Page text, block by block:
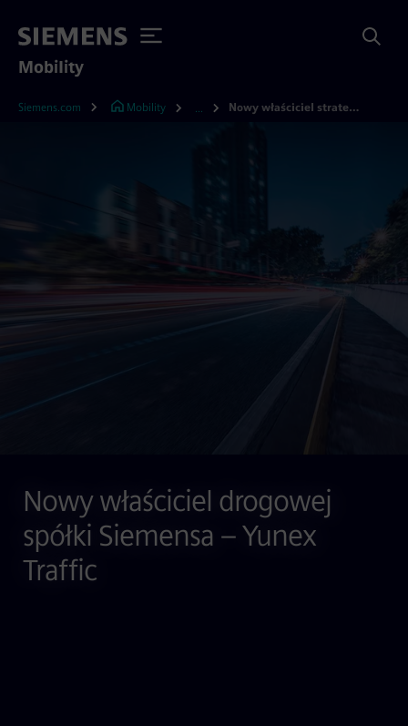
Mobility
Siemens.com Mobility Nowy właściciel strategiczny dla drogowej spółki Siemensa – Yunex Traffic
Nowy właściciel drogowej
spółki Siemensa – Yunex
Traffic